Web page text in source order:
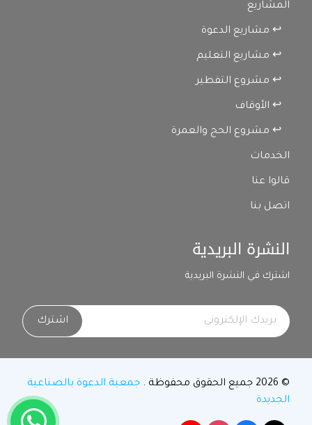
المشاريع
↩ مشاريع الدعوة
↩ مشاريع التعليم
↩ مشروع التفطير
↩ الأوقاف
↩ مشروع الحج والعمرة
الخدمات
قالوا عنا
اتصل بنا
النشرة البريدية
اشترك في النشرة البريدية
اشترك
© 2026 جميع الحقوق محفوظة .
جمعية الدعوة بالصناعية
الجديدة